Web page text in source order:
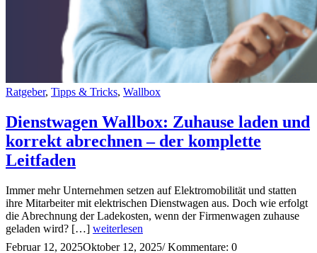
Ratgeber, Tipps & Tricks, Wallbox
Dienstwagen Wallbox: Zuhause laden und
korrekt abrechnen – der komplette
Leitfaden
Immer mehr Unternehmen setzen auf Elektromobilität und statten
ihre Mitarbeiter mit elektrischen Dienstwagen aus. Doch wie erfolgt
die Abrechnung der Ladekosten, wenn der Firmenwagen zuhause
geladen wird? […] weiterlesen
Februar 12, 2025Oktober 12, 2025/Kommentare: 0